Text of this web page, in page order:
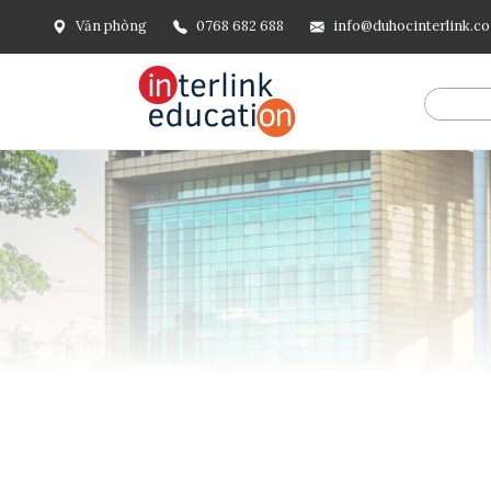
Văn phòng 0768 682 688
@include('frontend.layouts.schema-org', [ 'type' =>
url('/'), ], [ '@type' => 'ListItem', 'position' => 2, 'name' =>
=> url()->current(), ], ], ], ])